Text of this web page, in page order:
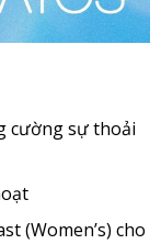
cường sự thoải
(Women’s) cho